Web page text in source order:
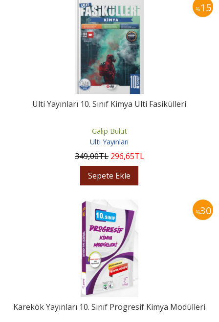
%15
Ulti Yayınları 10. Sınıf Kimya Ulti Fasikülleri
Galip Bulut
Ulti Yayınları
349,00TL 296,65TL
Sepete Ekle
%30
Karekök Yayınları 10. Sınıf Progresif Kimya Modülleri